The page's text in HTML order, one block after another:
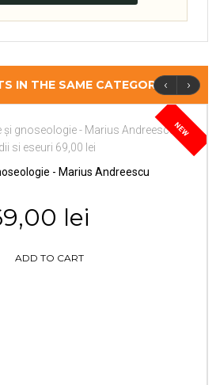
IN THE SAME CATEGORY ‹ ›
NEW
- Marius Andreescu
lei
ADD TO CART